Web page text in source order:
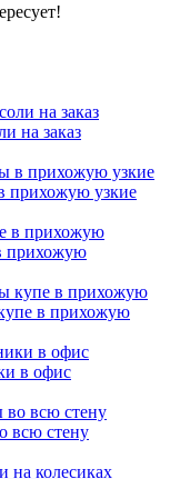
на заказ
узкие
прихожую
в прихожую
в офис
всю стену